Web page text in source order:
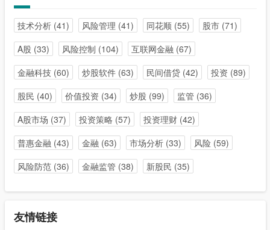
技术分析(41) 风险管理 (41) 同花顺(55) 股市(71)
A股 (33) 风险控制 (104) 互联网金融 (67)
金融科技(60) 炒股软件(63) 民间借贷(42) 投资 (89)
股民 (40) 价值投资 (34) 炒股 (99) 监管 (36)
A股市场 (37) 投资策略 (57) 投资理财(42)
普惠金融 (43) 金融 (63) 市场分析(33) 风险(59)
风险防范(36) 金融监管 (38) 新股民 (35)
友情链接